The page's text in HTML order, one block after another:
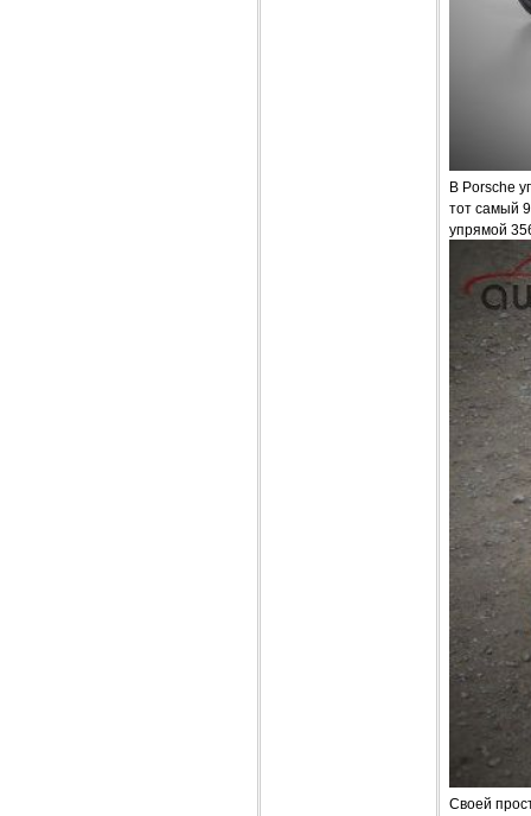
В Porsche
тот самый
упрямой
Своей